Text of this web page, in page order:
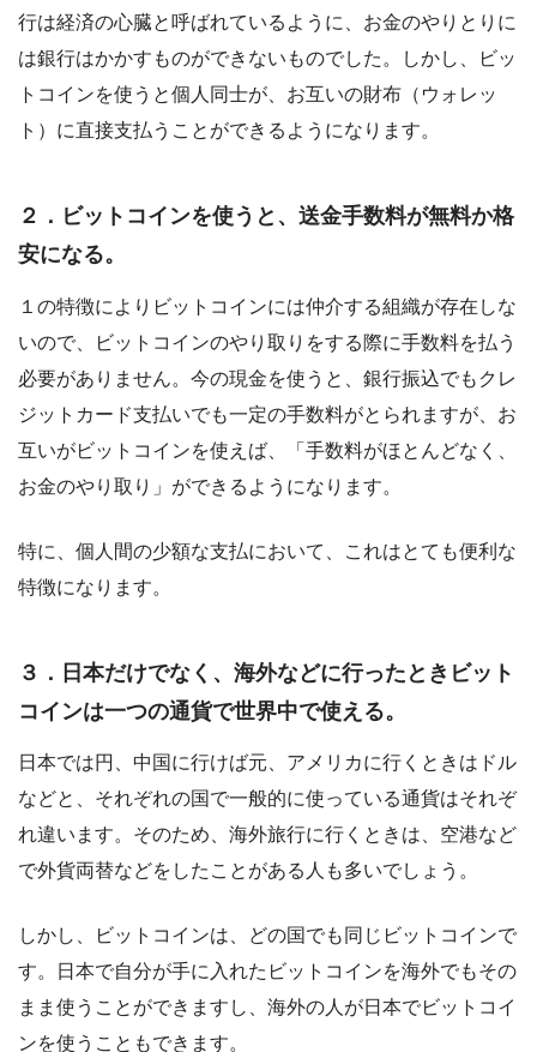
行は経済の心臓と呼ばれているように、お金のやりとりに
は銀行はかかすものができないものでした。しかし、ビッ
トコインを使うと個人同士が、お互いの財布（ウォレッ
ト）に直接支払うことができるようになります。
２．ビットコインを使うと、送金手数料が無料か格
安になる。
１の特徴によりビットコインには仲介する組織が存在しな
いので、ビットコインのやり取りをする際に手数料を払う
必要がありません。今の現金を使うと、銀行振込でもクレ
ジットカード支払いでも一定の手数料がとられますが、お
互いがビットコインを使えば、「手数料がほとんどなく、
お金のやり取り」ができるようになります。
特に、個人間の少額な支払において、これはとても便利な
特徴になります。
３．日本だけでなく、海外などに行ったときビット
コインは一つの通貨で世界中で使える。
日本では円、中国に行けば元、アメリカに行くときはドル
などと、それぞれの国で一般的に使っている通貨はそれぞ
れ違います。そのため、海外旅行に行くときは、空港など
で外貨両替などをしたことがある人も多いでしょう。
しかし、ビットコインは、どの国でも同じビットコインで
す。日本で自分が手に入れたビットコインを海外でもその
まま使うことができますし、海外の人が日本でビットコイ
ンを使うこともできます。